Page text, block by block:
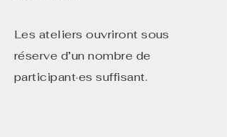
Les ateliers ouvriront sous
réserve d’un nombre de
participant·es suffisant.